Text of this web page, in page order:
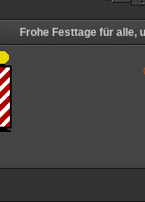
Frohe Festtage für alle,